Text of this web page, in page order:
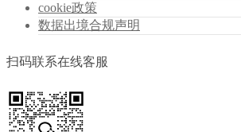
cookie政策
数据出境合规声明
扫码联系在线客服